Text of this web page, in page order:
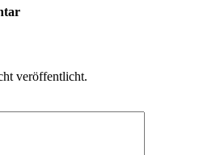
veröffentlicht.